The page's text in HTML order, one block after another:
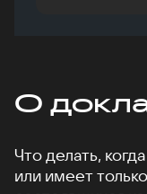
О
Что делать,
или имеет